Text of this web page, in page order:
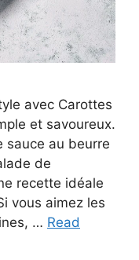
avec Carottes
et savoureux.
sauce au beurre
de
recette idéale
vous aimez les
… Read